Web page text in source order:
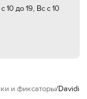
10 до 19, Вс с 10
и фиксаторы